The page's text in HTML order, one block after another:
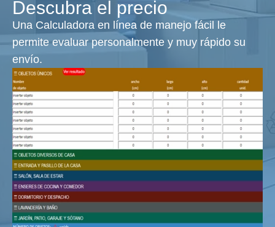
Descubra el precio
Una Calculadora en línea de manejo fácil le
permite evaluar personalmente y muy rápido su
envío.